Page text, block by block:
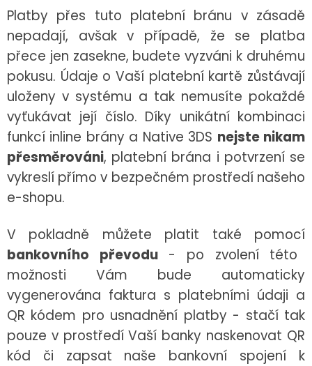
Platby přes tuto platební bránu v zásadě
nepadají, avšak v případě, že se platba
přece jen zasekne, budete vyzváni k druhému
pokusu. Údaje o Vaší platební kartě zůstávají
uloženy v systému a tak nemusíte pokaždé
vyťukávat její číslo. Díky unikátní kombinaci
funkcí inline brány a Native 3DS nejste nikam
přesměrováni, platební brána i potvrzení se
vykreslí přímo v bezpečném prostředí našeho
e-shopu.
V pokladně můžete platit také pomocí
bankovního převodu- po zvolení této
možnosti Vám bude automaticky
vygenerována faktura s platebními údaji a
QR kódem pro usnadnění platby - stačí tak
pouze v prostředí Vaší banky naskenovat QR
kód či zapsat naše bankovní spojení k